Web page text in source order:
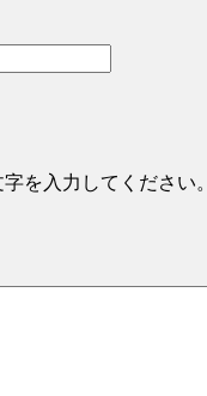
を入力してください。